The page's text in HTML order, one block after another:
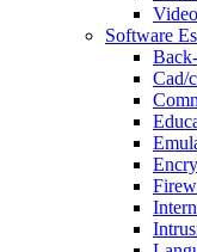
Software
Cad/